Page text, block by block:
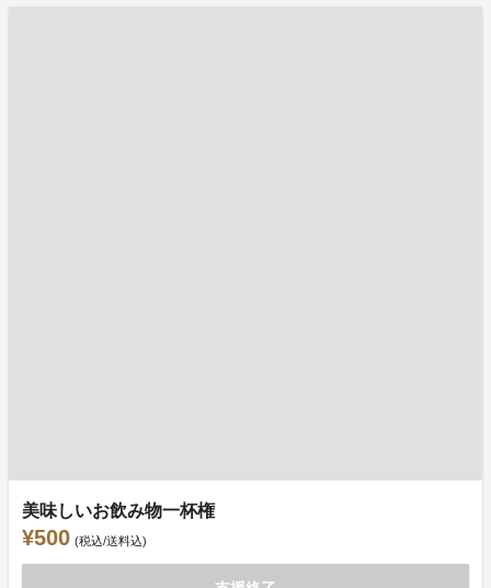
美味しいお飲み物一杯権
¥500 (税込/送料込)